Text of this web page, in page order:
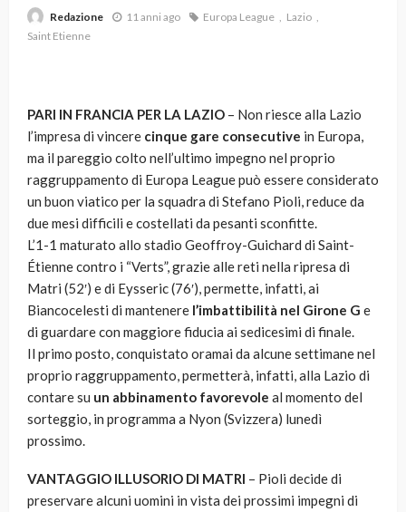
Redazione 11 anni ago Europa League
Lazio
Saint Etienne
PARI IN FRANCIA PER LA LAZIO – Non riesce alla Lazio
l’impresa di vincere cinque gare consecutive in Europa,
ma il pareggio colto nell’ultimo impegno nel proprio
raggruppamento di Europa League può essere considerato
un buon viatico per la squadra di Stefano Pioli, reduce da
due mesi difficili e costellati da pesanti sconfitte.
L’1-1 maturato allo stadio Geoffroy-Guichard di Saint-
Étienne contro i “Verts”, grazie alle reti nella ripresa di
Matri (52′) e di Eysseric (76′), permette, infatti, ai
Biancocelesti di mantenere l’imbattibilità nel Girone G e
di guardare con maggiore fiducia ai sedicesimi di finale.
Il primo posto, conquistato oramai da alcune settimane nel
proprio raggruppamento, permetterà, infatti, alla Lazio di
contare su un abbinamento favorevole al momento del
sorteggio, in programma a Nyon (Svizzera) lunedì
prossimo.
VANTAGGIO ILLUSORIO DI MATRI – Pioli decide di
preservare alcuni uomini in vista dei prossimi impegni di